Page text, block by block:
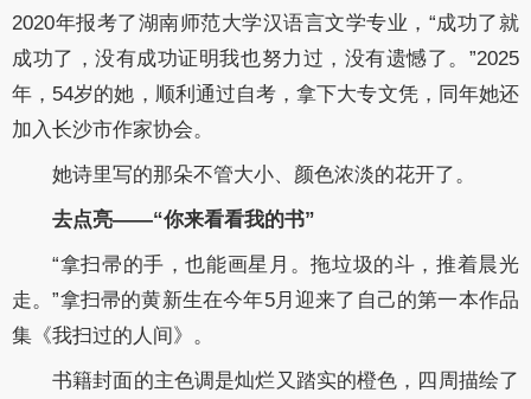
2020年报考了湖南师范大学汉语言文学专业，“成功了就
成功了，没有成功证明我也努力过，没有遗憾了。”2025
年，54岁的她，顺利通过自考，拿下大专文凭，同年她还
加入长沙市作家协会。
她诗里写的那朵不管大小、颜色浓淡的花开了。
去点亮——“你来看看我的书”
“拿扫帚的手，也能画星月。拖垃圾的斗，推着晨光
走。”拿扫帚的黄新生在今年5月迎来了自己的第一本作品
集《我扫过的人间》。
书籍封面的主色调是灿烂又踏实的橙色，四周描绘了